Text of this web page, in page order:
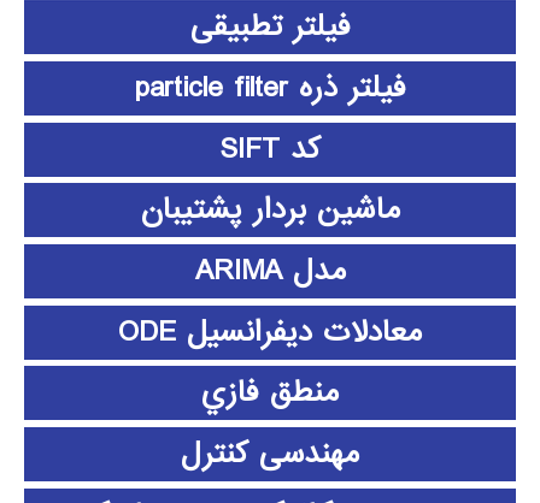
فیلتر تطبیقی
فیلتر ذره particle filter
کد SIFT
ماشین بردار پشتیبان
مدل ARIMA
معادلات دیفرانسیل ODE
منطق فازي
مهندسی کنترل